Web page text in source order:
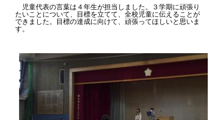
児童代表の言葉は４年生が担当しました。３学期に頑張り
たいことについて、目標を立てて、全校児童に伝えることが
できました。目標の達成に向けて、頑張ってほしいと思いま
す。